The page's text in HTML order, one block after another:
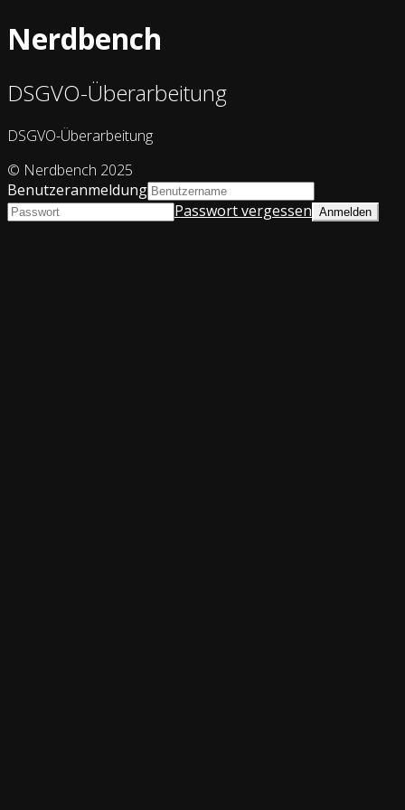
Nerdbench
DSGVO-Überarbeitung
DSGVO-Überarbeitung
© Nerdbench 2025
Benutzeranmeldung
Passwort vergessen